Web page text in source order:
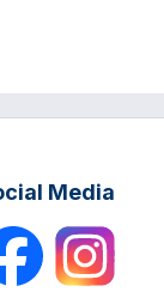
Media